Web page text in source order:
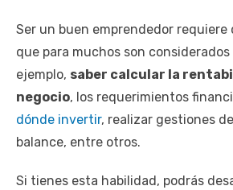
Ser un buen emprendedor
que para muchos son
ejemplo, saber calcular la
negocio, los requerimientos
dónde invertir, realizar gestiones
balance, entre otros.
Si tienes esta habilidad, podrás